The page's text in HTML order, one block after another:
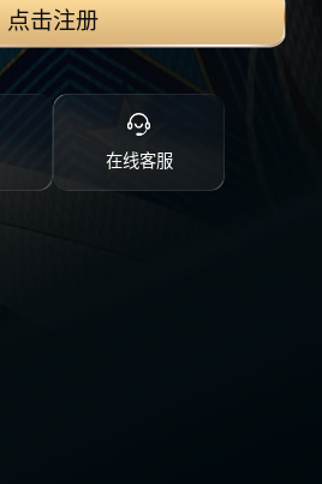
点击注册
在线客服